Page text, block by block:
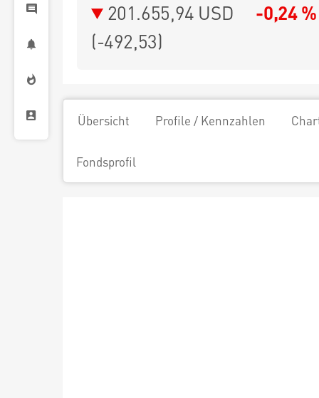
201.655,94 USD
-0,24 %
(-492,53)
Übersicht Profile / Kennzahlen
Fondsprofil